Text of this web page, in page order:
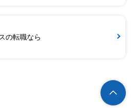
の転職なら